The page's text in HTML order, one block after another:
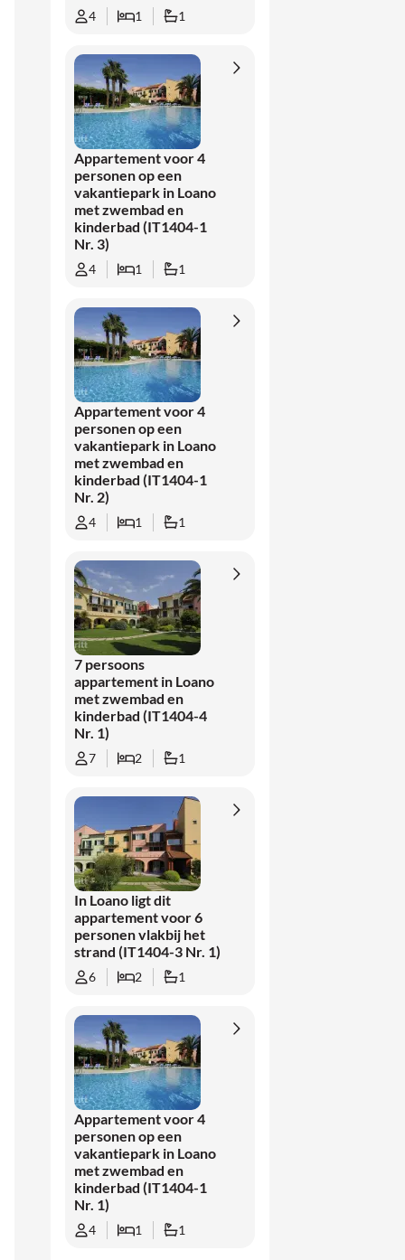
4 1 1
Appartement voor 4
personen op een
vakantiepark in Loano
met zwembad en
kinderbad (IT1404-1
Nr. 3)
4 1 1
Appartement voor 4
personen op een
vakantiepark in Loano
met zwembad en
kinderbad (IT1404-1
Nr. 2)
4 1 1
7 persoons
appartement in Loano
met zwembad en
kinderbad (IT1404-4
Nr. 1)
7 2 1
In Loano ligt dit
appartement voor 6
personen vlakbij het
strand (IT1404-3 Nr. 1)
6 2 1
Appartement voor 4
personen op een
vakantiepark in Loano
met zwembad en
kinderbad (IT1404-1
Nr. 1)
4 1 1